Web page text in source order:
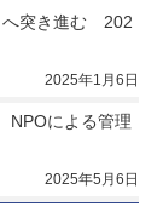
突き進む　202
2025年1月6日
NPOによる管理
2025年5月6日